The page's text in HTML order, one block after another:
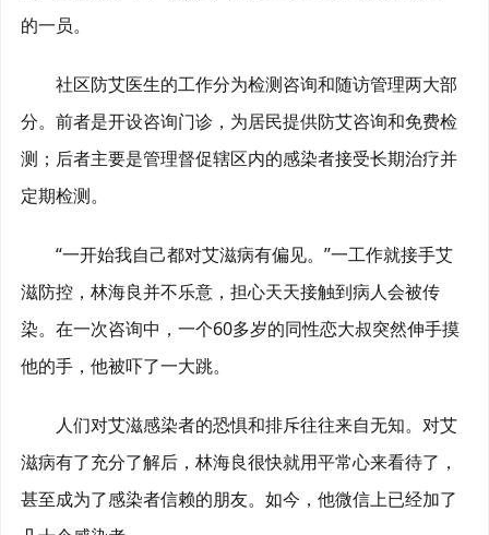
的一员。
社区防艾医生的工作分为检测咨询和随访管理两大部
分。前者是开设咨询门诊，为居民提供防艾咨询和免费检
测；后者主要是管理督促辖区内的感染者接受长期治疗并
定期检测。
“一开始我自己都对艾滋病有偏见。”一工作就接手艾
滋防控，林海良并不乐意，担心天天接触到病人会被传
染。在一次咨询中，一个60多岁的同性恋大叔突然伸手摸
他的手，他被吓了一大跳。
人们对艾滋感染者的恐惧和排斥往往来自无知。对艾
滋病有了充分了解后，林海良很快就用平常心来看待了，
甚至成为了感染者信赖的朋友。如今，他微信上已经加了